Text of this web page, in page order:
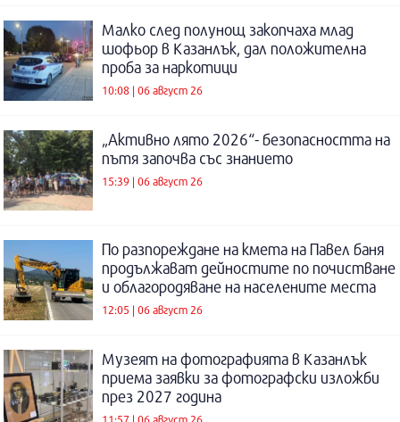
Малко след полунощ закопчаха млад
шофьор в Казанлък, дал положителна
проба за наркотици
10:08 | 06 август 26
„Активно лято 2026“- безопасността на
пътя започва със знанието
15:39 | 06 август 26
По разпореждане на кмета на Павел баня
продължават дейностите по почистване
и облагородяване на населените места
12:05 | 06 август 26
Музеят на фотографията в Казанлък
приема заявки за фотографски изложби
през 2027 година
11:57 | 06 август 26